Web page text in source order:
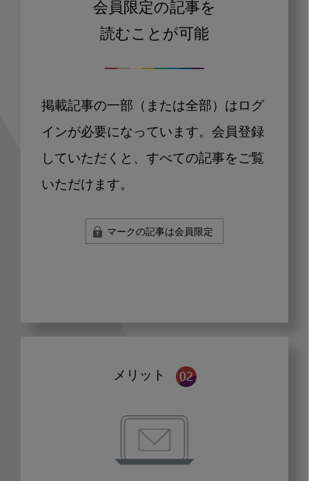
会員限定の記事を
読むことが可能
掲載記事の一部（または全部）はログ
インが必要になっています。会員登録
していただくと、すべての記事をご覧
いただけます。
マークの記事は会員限定
メリット